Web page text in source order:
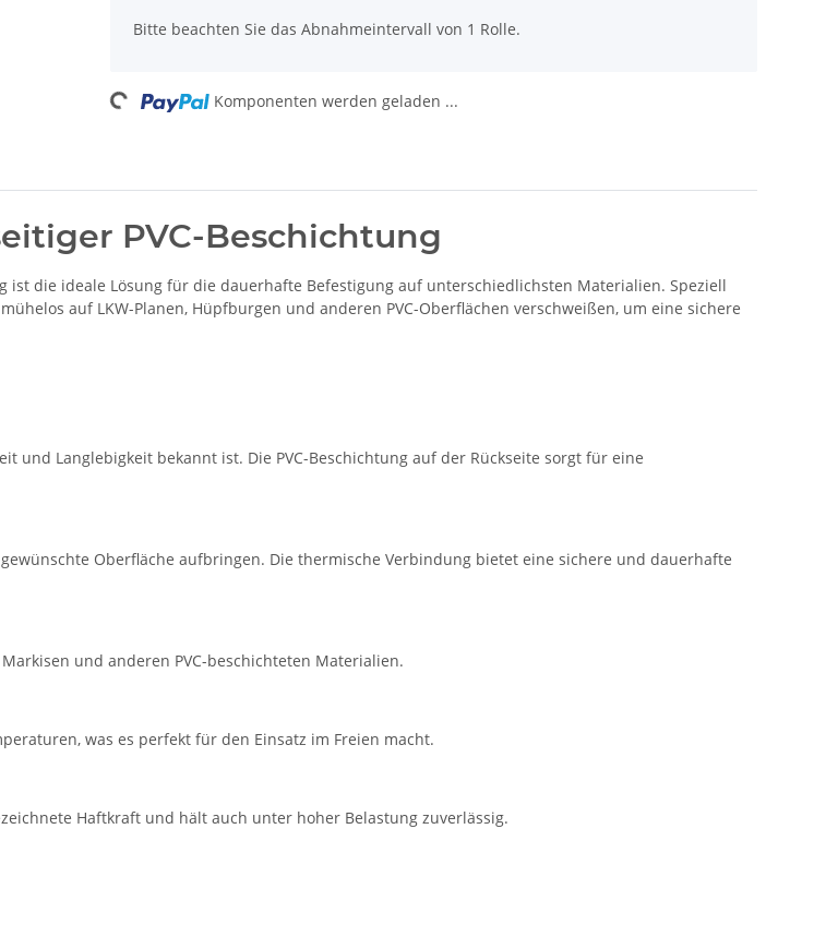
Bitte beachten Sie das Abnahmeintervall von 1 Rolle.
Loading... Komponenten werden geladen ...
PVC-Beschichtung
ist die ideale Lösung für die dauerhafte Befestigung auf unterschiedlichsten Materialien. Speziell
auf LKW-Planen, Hüpfburgen und anderen PVC-Oberflächen verschweißen, um eine sichere
und Langlebigkeit bekannt ist. Die PVC-Beschichtung auf der Rückseite sorgt für eine
Oberfläche aufbringen. Die thermische Verbindung bietet eine sichere und dauerhafte
und anderen PVC-beschichteten Materialien.
was es perfekt für den Einsatz im Freien macht.
Haftkraft und hält auch unter hoher Belastung zuverlässig.